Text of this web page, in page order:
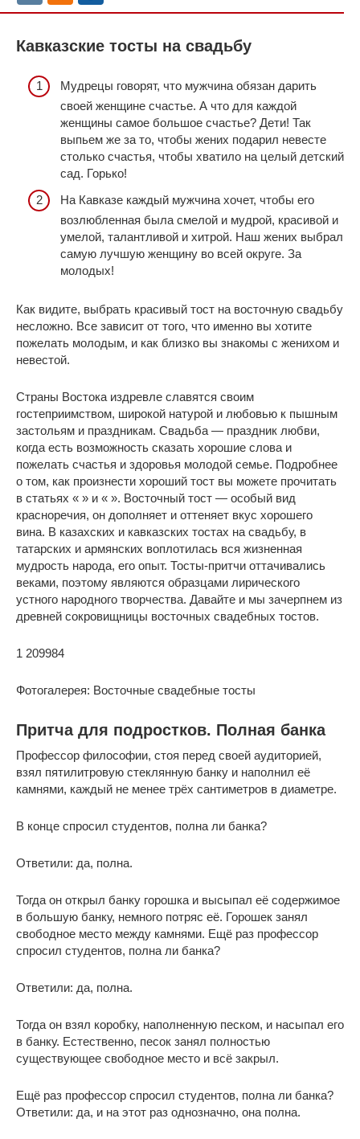
Кавказские тосты на свадьбу
Мудрецы говорят, что мужчина обязан дарить
своей женщине счастье. А что для каждой
женщины самое большое счастье? Дети! Так
выпьем же за то, чтобы жених подарил невесте
столько счастья, чтобы хватило на целый детский
сад. Горько!
На Кавказе каждый мужчина хочет, чтобы его
возлюбленная была смелой и мудрой, красивой и
умелой, талантливой и хитрой. Наш жених выбрал
самую лучшую женщину во всей округе. За
молодых!
Как видите, выбрать красивый тост на восточную свадьбу
несложно. Все зависит от того, что именно вы хотите
пожелать молодым, и как близко вы знакомы с женихом и
невестой.
Страны Востока издревле славятся своим
гостеприимством, широкой натурой и любовью к пышным
застольям и праздникам. Свадьба — праздник любви,
когда есть возможность сказать хорошие слова и
пожелать счастья и здоровья молодой семье. Подробнее
о том, как произнести хороший тост вы можете прочитать
в статьях « » и « ». Восточный тост — особый вид
красноречия, он дополняет и оттеняет вкус хорошего
вина. В казахских и кавказских тостах на свадьбу, в
татарских и армянских воплотилась вся жизненная
мудрость народа, его опыт. Тосты-притчи оттачивались
веками, поэтому являются образцами лирического
устного народного творчества. Давайте и мы зачерпнем из
древней сокровищницы восточных свадебных тостов.
1 209984
Фотогалерея: Восточные свадебные тосты
Притча для подростков. Полная банка
Профессор философии, стоя перед своей аудиторией,
взял пятилитровую стеклянную банку и наполнил её
камнями, каждый не менее трёх сантиметров в диаметре.
В конце спросил студентов, полна ли банка?
Ответили: да, полна.
Тогда он открыл банку горошка и высыпал её содержимое
в большую банку, немного потряс её. Горошек занял
свободное место между камнями. Ещё раз профессор
спросил студентов, полна ли банка?
Ответили: да, полна.
Тогда он взял коробку, наполненную песком, и насыпал его
в банку. Естественно, песок занял полностью
существующее свободное место и всё закрыл.
Ещё раз профессор спросил студентов, полна ли банка?
Ответили: да, и на этот раз однозначно, она полна.